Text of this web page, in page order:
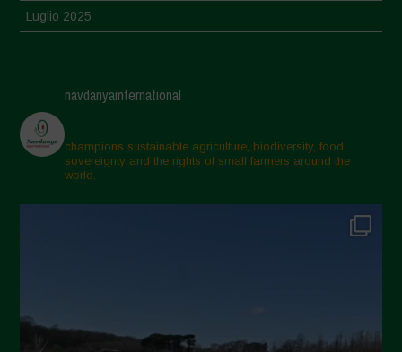
Luglio 2025
Aprile 2025
Marzo 2025
Febbraio 2025
Gennaio 2025
Settembre 2024
navdanyainternational
champions sustainable agriculture, biodiversity, food
sovereignty and the rights of small farmers around the
world.